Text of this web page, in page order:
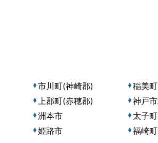
市川町(神崎郡)
稲美
上郡町(赤穂郡)
神戸
洲本市
太子
姫路市
福崎